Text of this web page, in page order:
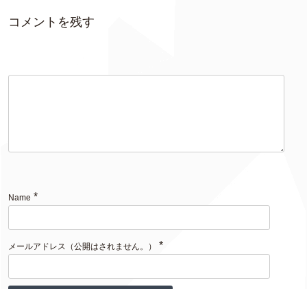
コメントを残す
Name *
メールアドレス（公開はされません。） *